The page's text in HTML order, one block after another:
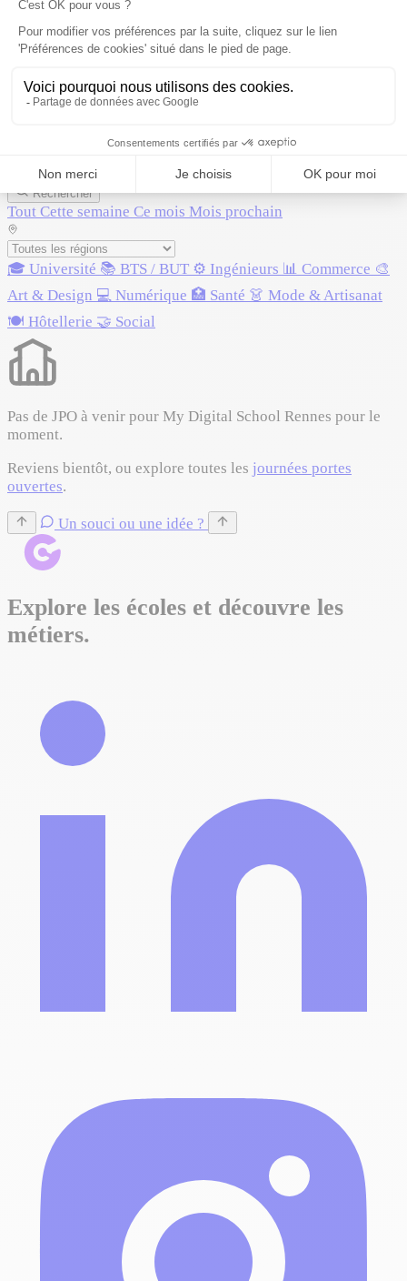
📅Journées Portes Ouvertes — My
Digital School Rennes
JPO à venir · 2026-2027
Rechercher
Tout Cette semaine Ce mois Mois prochain
🎓 Université 📚 BTS / BUT ⚙️ Ingénieurs 📊 Commerce 🎨
Art & Design 💻 Numérique 🏥 Santé 👗 Mode & Artisanat
🍽️ Hôtellerie 🤝 Social
Pas de JPO à venir pour My Digital School Rennes pour le
moment.
Reviens bientôt, ou explore toutes les journées portes
ouvertes.
Un souci ou une idée ?
Explore les écoles et découvre les
métiers.